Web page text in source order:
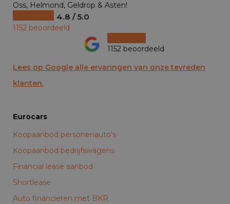
Oss, Helmond, Geldrop & Asten!
4.8 / 5.0
1152 beoordeeld
1152 beoordeeld
Lees op Google alle ervaringen van onze tevreden
klanten.
Eurocars
Koopaanbod personenauto’s
Koopaanbod bedrijfswagens
Financial lease aanbod
Shortlease
Auto financieren met BKR